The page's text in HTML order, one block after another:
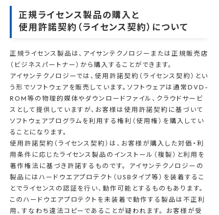
正規ライセンス製品の購入と
使用許諾契約（ライセンス契約）について
正規ライセンス製品は、アイサンテクノロジーまたは正規販売店
（ビジネスパートナー）から購入することができます。
アイサンテクノロジーでは、使用許諾契約（ライセンス契約）とい
う形でソフトウェアを販売しています。ソフトウェアは通常DVD-
ROM等の物理的媒体やダウンロードファイル、クラウドサービ
スとして提供していますが、お客様は使用許諾契約に基づいて
ソフトウェアプログラムを利用する権利（使用権）を購入してい
ることになります。
使用許諾契約（ライセンス契約）は、お客様が購入した対価・利
用条件に応じたライセンス製品のインストール（複製）と利用を
著作権法に基づき許諾するものです。 アイサンテクノロジーの
製品にはハードウエアプロテクト（USBタイプ等）を装着するこ
とでライセンスの認証を行い、動作可能とするものもあります。
このハードウエアプロテクトを未装着で動作する製品は不正利
用、すなわち違法コピーであることが疑われます。 お客様が受